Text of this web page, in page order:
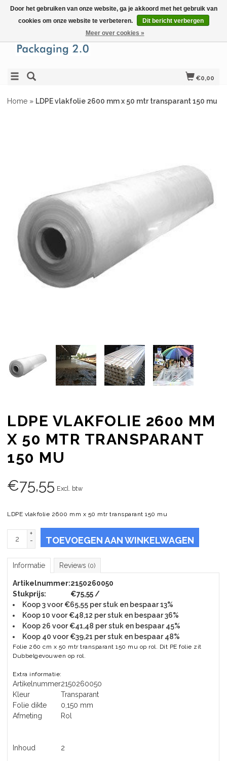
€0,00
Home » LDPE vlakfolie 2600 mm x 50 mtr transparant 150 mu
LDPE VLAKFOLIE 2600 MM
X 50 MTR TRANSPARANT
150 MU
€75,55 Excl. btw
LDPE vlakfolie 2600 mm x 50 mtr transparant 150 mu
+
-
TOEVOEGEN AAN WINKELWAGEN
Informatie Reviews (0)
Artikelnummer:2150260050
Stukprijs:
€75,55 /
Koop 3 voor €65,55 per stuk en bespaar 13%
Koop 10 voor €48,12 per stuk en bespaar 36%
Koop 26 voor €41,48 per stuk en bespaar 45%
Koop 40 voor €39,21 per stuk en bespaar 48%
Folie 260 cm x 50 mtr transparant 150 mu op rol. Dit PE folie zit
Dubbelgevouwen op rol.
Extra informatie:
Artikelnummer2150260050
Kleur
Transparant
Folie dikte
0,150 mm
Afmeting
Rol
Inhoud 2
Door het gebruiken van onze website, ga je akkoord met het gebruik van
cookies om onze website te verbeteren.
Dit bericht verbergen
Meer over cookies »